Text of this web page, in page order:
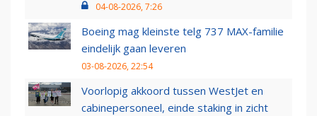
04-08-2026, 7:26
Boeing mag kleinste telg 737 MAX-familie
eindelijk gaan leveren
03-08-2026, 22:54
Voorlopig akkoord tussen WestJet en
cabinepersoneel, einde staking in zicht